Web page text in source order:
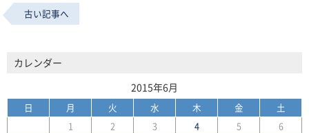
古い記事へ
カレンダー
2015年6月
日 月 火 水 木 金
土
1
2 3 4 5
6